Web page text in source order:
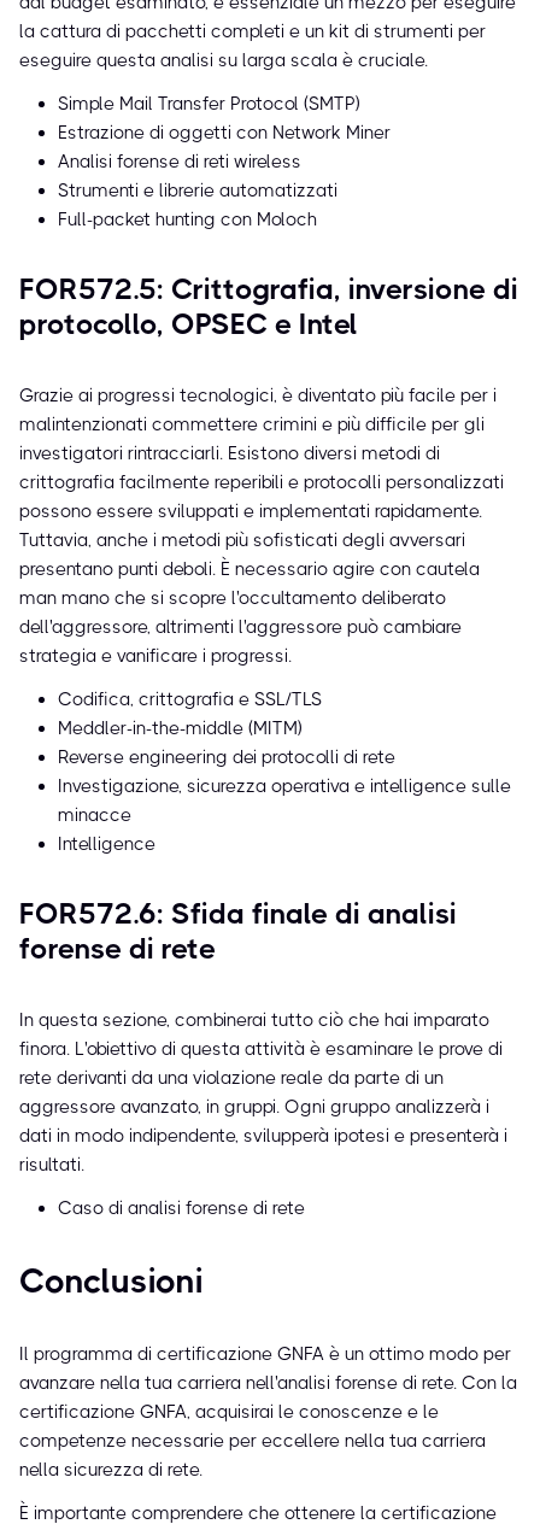
la cattura di pacchetti completi e un kit di strumenti per
eseguire questa analisi su larga scala è cruciale.
Simple Mail Transfer Protocol (SMTP)
Estrazione di oggetti con Network Miner
Analisi forense di reti wireless
Strumenti e librerie automatizzati
Full-packet hunting con Moloch
FOR572.5: Crittografia, inversione di
protocollo, OPSEC e Intel
Grazie ai progressi tecnologici, è diventato più facile per i
malintenzionati commettere crimini e più difficile per gli
investigatori rintracciarli. Esistono diversi metodi di
crittografia facilmente reperibili e protocolli personalizzati
possono essere sviluppati e implementati rapidamente.
Tuttavia, anche i metodi più sofisticati degli avversari
presentano punti deboli. È necessario agire con cautela
man mano che si scopre l'occultamento deliberato
dell'aggressore, altrimenti l'aggressore può cambiare
strategia e vanificare i progressi.
Codifica, crittografia e SSL/TLS
Meddler-in-the-middle (MITM)
Reverse engineering dei protocolli di rete
Investigazione, sicurezza operativa e intelligence sulle
minacce
Intelligence
FOR572.6: Sfida finale di analisi
forense di rete
In questa sezione, combinerai tutto ciò che hai imparato
finora. L'obiettivo di questa attività è esaminare le prove di
rete derivanti da una violazione reale da parte di un
aggressore avanzato, in gruppi. Ogni gruppo analizzerà i
dati in modo indipendente, svilupperà ipotesi e presenterà i
risultati.
Caso di analisi forense di rete
Conclusioni
Il programma di certificazione GNFA è un ottimo modo per
avanzare nella tua carriera nell'analisi forense di rete. Con la
certificazione GNFA, acquisirai le conoscenze e le
competenze necessarie per eccellere nella tua carriera
nella sicurezza di rete.
È importante comprendere che ottenere la certificazione